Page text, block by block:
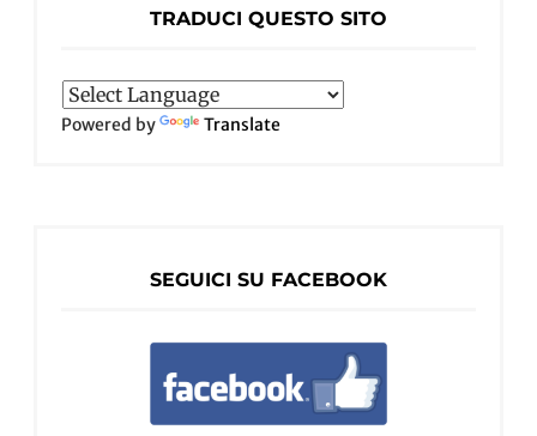
TRADUCI QUESTO SITO
Powered by Translate
SEGUICI SU FACEBOOK